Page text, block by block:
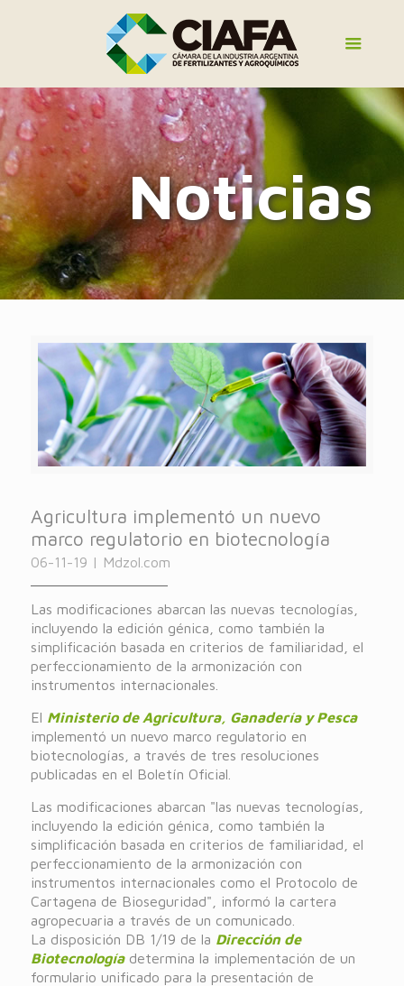
Noticias
Agricultura implementó un nuevo
marco regulatorio en biotecnología
06-11-19 | Mdzol.com
Las modificaciones abarcan las nuevas tecnologías,
incluyendo la edición génica, como también la
simplificación basada en criterios de familiaridad, el
perfeccionamiento de la armonización con
instrumentos internacionales.
El Ministerio de Agricultura, Ganadería y Pesca
implementó un nuevo marco regulatorio en
biotecnologías, a través de tres resoluciones
publicadas en el Boletín Oficial.
Las modificaciones abarcan "las nuevas tecnologías,
incluyendo la edición génica, como también la
simplificación basada en criterios de familiaridad, el
perfeccionamiento de la armonización con
instrumentos internacionales como el Protocolo de
Cartagena de Bioseguridad", informó la cartera
agropecuaria a través de un comunicado.
La disposición DB 1/19 de la Dirección de
Biotecnologíadetermina la implementación de un
formulario unificado para la presentación de